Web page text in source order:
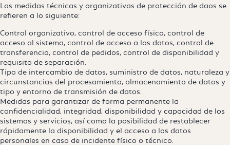
Las medidas técnicas y organizativas de protección de daos se
refieren a lo siguiente:
Control organizativo, control de acceso físico, control de
acceso al sistema, control de acceso a los datos, control de
transferencia, control de pedidos, control de disponibilidad y
requisito de separación.
Tipo de intercambio de datos, suministro de datos, naturaleza y
circunstancias del procesamiento, almacenamiento de datos y
tipo y entorno de transmisión de datos.
Medidas para garantizar de forma permanente la
confidencialidad, integridad, disponibilidad y capacidad de los
sistemas y servicios, así como la posibilidad de restablecer
rápidamente la disponibilidad y el acceso a los datos
personales en caso de incidente físico o técnico.